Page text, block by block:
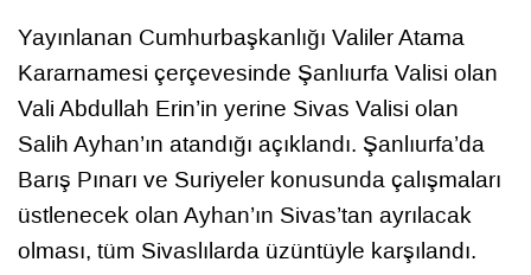
Yayınlanan Cumhurbaşkanlığı Valiler Atama
Kararnamesi çerçevesinde Şanlıurfa Valisi olan
Vali Abdullah Erin’in yerine Sivas Valisi olan
Salih Ayhan’ın atandığı açıklandı. Şanlıurfa’da
Barış Pınarı ve Suriyeler konusunda çalışmaları
üstlenecek olan Ayhan’ın Sivas’tan ayrılacak
olması, tüm Sivaslılarda üzüntüyle karşılandı.